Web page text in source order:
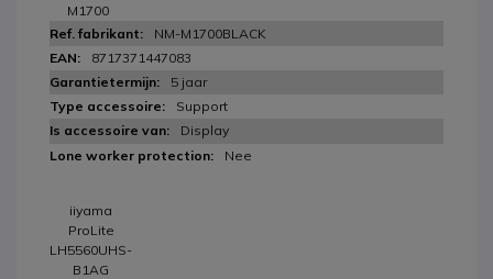
M1700
NM-M1700BLACK
8717371447083
5 jaar
Support
Display
Nee
iiyama
ProLite
LH5560UHS-
B1AG